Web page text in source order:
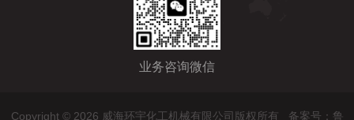
业务咨询微信
Copyright © 2026 威海环宇化工机械有限公司版权所有 备案号：鲁